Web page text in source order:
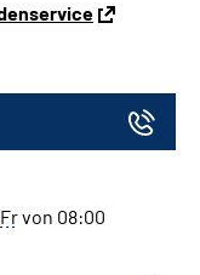
Frvon 08:00